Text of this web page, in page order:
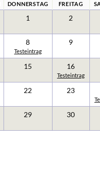
DONNERSTAG FREITAG
1 2
8
Testeintrag
9
15 16
Testeintrag
22 23
29 30